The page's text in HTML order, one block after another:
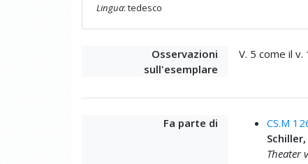
Lingua: tedesco
Osservazioni
sull'esemplare
V. 5 come il v.
Fa parte di
CS.M
Theater